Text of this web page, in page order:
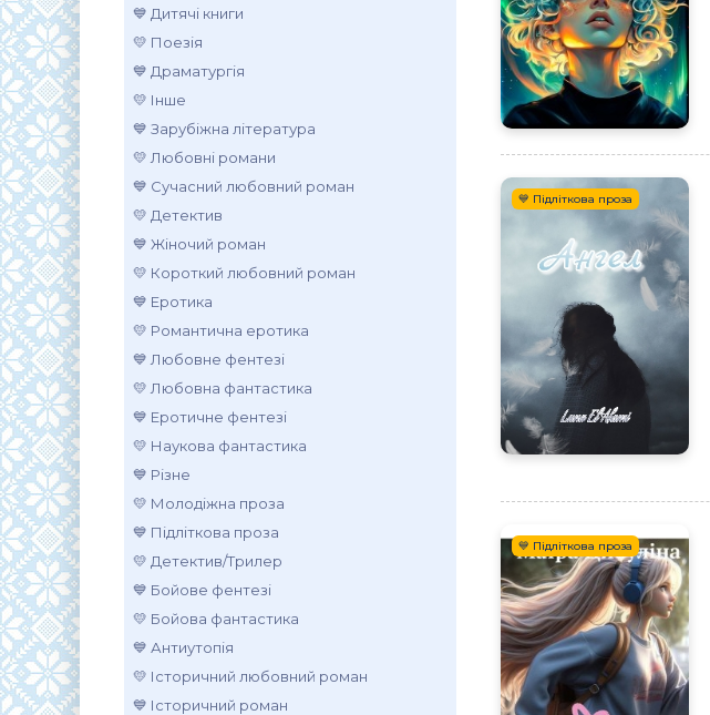
💙 Дитячі книги
💛 Поезія
💙 Драматургія
💛 Інше
💙 Зарубіжна література
💛 Любовні романи
💙 Сучасний любовний роман
💛 Детектив
💙 Жіночий роман
💛 Короткий любовний роман
💙 Еротика
💛 Романтична еротика
💙 Любовне фентезі
💛 Любовна фантастика
💙 Еротичне фентезі
💛 Наукова фантастика
💙 Різне
💛 Молодіжна проза
💙 Підліткова проза
💛 Детектив/Трилер
💙 Бойове фентезі
💛 Бойова фантастика
💙 Антиутопія
💛 Історичний любовний роман
💙 Історичний роман
💙 Підліткова проза
💙 Підліткова проза